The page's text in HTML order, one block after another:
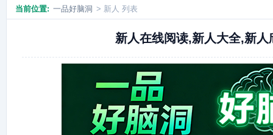
当前位置: 一品好脑洞 > 新人 列表
新人在线阅读,新人大全,新人